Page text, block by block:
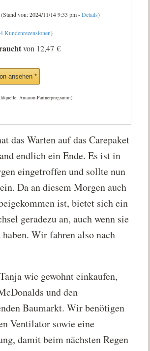
(Stand von: 2024/11/14 9:33 pm -Details)
Kundenrezensionen)
von 12,47 €
ansehen *
Amazon-Partnerprogramm)
das Warten auf das Carepaket
endlich ein Ende. Es ist in
eingetroffen und sollte nun
Da an diesem Morgen auch
ist, bietet sich ein
geradezu an, auch wenn sie
haben. Wir fahren also nach
wie gewohnt einkaufen,
und den
Baumarkt. Wir benötigen
Ventilator sowie eine
damit beim nächsten Regen